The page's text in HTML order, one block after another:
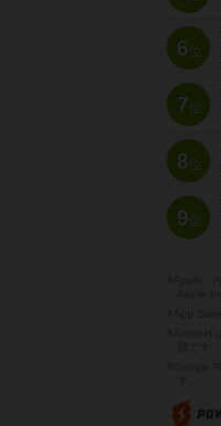
6位
7位
8位
9位